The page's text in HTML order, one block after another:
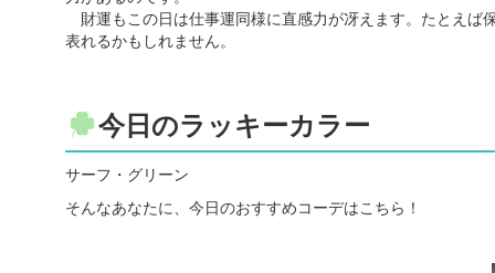
財運もこの日は仕事運同様に直感力が冴えます。たとえば
表れるかもしれません。
今日のラッキーカラー
サーフ・グリーン
そんなあなたに、今日のおすすめコーデはこちら！